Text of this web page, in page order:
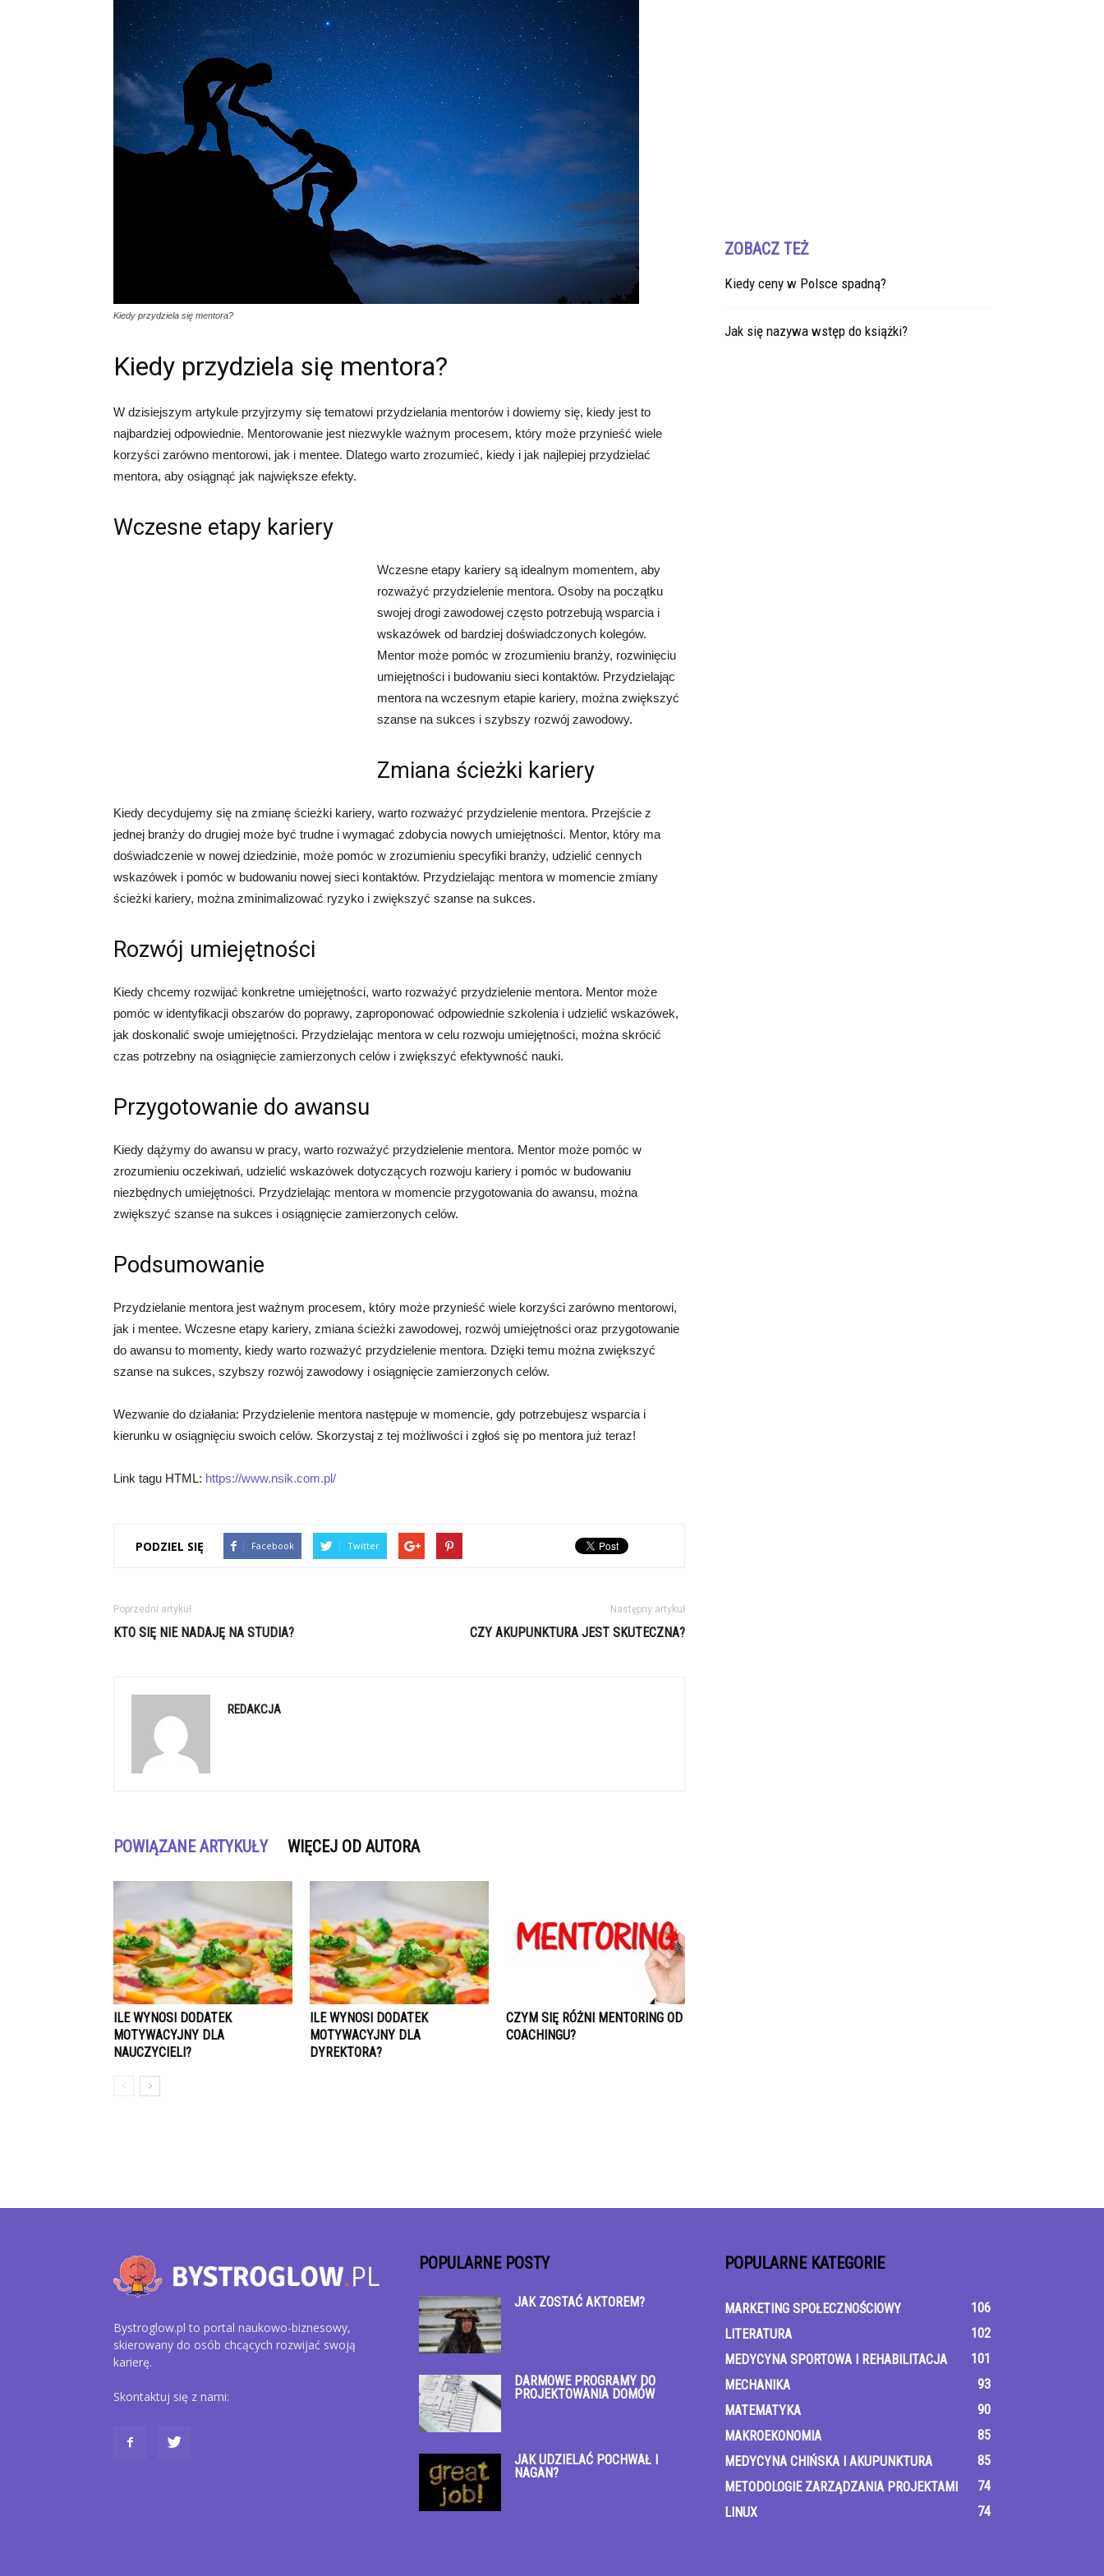
Kiedy przydziela się mentora?
Kiedy przydziela się mentora?
W dzisiejszym artykule przyjrzymy się tematowi przydzielania mentorów i dowiemy się, kiedy jest to
najbardziej odpowiednie. Mentorowanie jest niezwykle ważnym procesem, który może przynieść wiele
korzyści zarówno mentorowi, jak i mentee. Dlatego warto zrozumieć, kiedy i jak najlepiej przydzielać
mentora, aby osiągnąć jak największe efekty.
Wczesne etapy kariery
Wczesne etapy kariery są idealnym momentem, aby
rozważyć przydzielenie mentora. Osoby na początku
swojej drogi zawodowej często potrzebują wsparcia i
wskazówek od bardziej doświadczonych kolegów.
Mentor może pomóc w zrozumieniu branży, rozwinięciu
umiejętności i budowaniu sieci kontaktów. Przydzielając
mentora na wczesnym etapie kariery, można zwiększyć
szanse na sukces i szybszy rozwój zawodowy.
Zmiana ścieżki kariery
Kiedy decydujemy się na zmianę ścieżki kariery, warto rozważyć przydzielenie mentora. Przejście z
jednej branży do drugiej może być trudne i wymagać zdobycia nowych umiejętności. Mentor, który ma
doświadczenie w nowej dziedzinie, może pomóc w zrozumieniu specyfiki branży, udzielić cennych
wskazówek i pomóc w budowaniu nowej sieci kontaktów. Przydzielając mentora w momencie zmiany
ścieżki kariery, można zminimalizować ryzyko i zwiększyć szanse na sukces.
Rozwój umiejętności
Kiedy chcemy rozwijać konkretne umiejętności, warto rozważyć przydzielenie mentora. Mentor może
pomóc w identyfikacji obszarów do poprawy, zaproponować odpowiednie szkolenia i udzielić wskazówek,
jak doskonalić swoje umiejętności. Przydzielając mentora w celu rozwoju umiejętności, można skrócić
czas potrzebny na osiągnięcie zamierzonych celów i zwiększyć efektywność nauki.
Przygotowanie do awansu
Kiedy dążymy do awansu w pracy, warto rozważyć przydzielenie mentora. Mentor może pomóc w
zrozumieniu oczekiwań, udzielić wskazówek dotyczących rozwoju kariery i pomóc w budowaniu
niezbędnych umiejętności. Przydzielając mentora w momencie przygotowania do awansu, można
zwiększyć szanse na sukces i osiągnięcie zamierzonych celów.
Podsumowanie
Przydzielanie mentora jest ważnym procesem, który może przynieść wiele korzyści zarówno mentorowi,
jak i mentee. Wczesne etapy kariery, zmiana ścieżki zawodowej, rozwój umiejętności oraz przygotowanie
do awansu to momenty, kiedy warto rozważyć przydzielenie mentora. Dzięki temu można zwiększyć
szanse na sukces, szybszy rozwój zawodowy i osiągnięcie zamierzonych celów.
Wezwanie do działania: Przydzielenie mentora następuje w momencie, gdy potrzebujesz wsparcia i
kierunku w osiągnięciu swoich celów. Skorzystaj z tej możliwości i zgłoś się po mentora już teraz!
Link tagu HTML: https://www.nsik.com.pl/
PODZIEL SIĘ Facebook Twitter
Poprzedni artykuł
KTO SIĘ NIE NADAJĘ NA STUDIA?
Następny artykuł
CZY AKUPUNKTURA JEST SKUTECZNA?
REDAKCJA
POWIĄZANE ARTYKUŁY WIĘCEJ OD AUTORA
ILE WYNOSI DODATEK
MOTYWACYJNY DLA
NAUCZYCIELI?
ILE WYNOSI DODATEK
MOTYWACYJNY DLA
DYREKTORA?
CZYM SIĘ RÓŻNI MENTORING OD
COACHINGU?
ZOBACZ TEŻ
Kiedy ceny w Polsce spadną?
Jak się nazywa wstęp do książki?
Bystroglow.pl to portal naukowo-biznesowy,
skierowany do osób chcących rozwijać swoją
karierę.
Skontaktuj się z nami:
POPULARNE POSTY
JAK ZOSTAĆ AKTOREM?
DARMOWE PROGRAMY DO
PROJEKTOWANIA DOMÓW
JAK UDZIELAĆ POCHWAŁ I
NAGAN?
POPULARNE KATEGORIE
MARKETING SPOŁECZNOŚCIOWY
106
LITERATURA
102
MEDYCYNA SPORTOWA I REHABILITACJA
101
MECHANIKA
93
MATEMATYKA
90
MAKROEKONOMIA
85
MEDYCYNA CHIŃSKA I AKUPUNKTURA
85
METODOLOGIE ZARZĄDZANIA PROJEKTAMI
74
LINUX
74